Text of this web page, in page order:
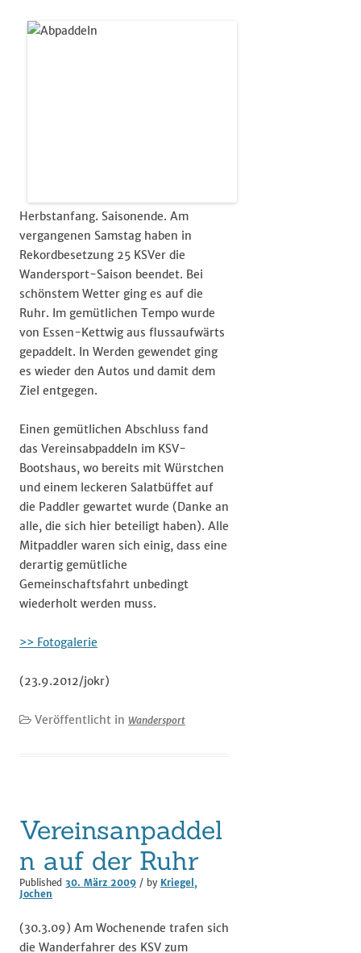
Herbstanfang. Saisonende. Am
vergangenen Samstag haben in
Rekordbesetzung 25 KSVer die
Wandersport-Saison beendet. Bei
schönstem Wetter ging es auf die
Ruhr. Im gemütlichen Tempo wurde
von Essen-Kettwig aus flussaufwärts
gepaddelt. In Werden gewendet ging
es wieder den Autos und damit dem
Ziel entgegen.
Einen gemütlichen Abschluss fand
das Vereinsabpaddeln im KSV-
Bootshaus, wo bereits mit Würstchen
und einem leckeren Salatbüffet auf
die Paddler gewartet wurde (Danke an
alle, die sich hier beteiligt haben). Alle
Mitpaddler waren sich einig, dass eine
derartig gemütliche
Gemeinschaftsfahrt unbedingt
wiederholt werden muss.
>> Fotogalerie
(23.9.2012/jokr)
Veröffentlicht in Wandersport
Vereinsanpaddel
n auf der Ruhr
Published 30. März 2009 / by Kriegel,
Jochen
(30.3.09) Am Wochenende trafen sich
die Wanderfahrer des KSV zum